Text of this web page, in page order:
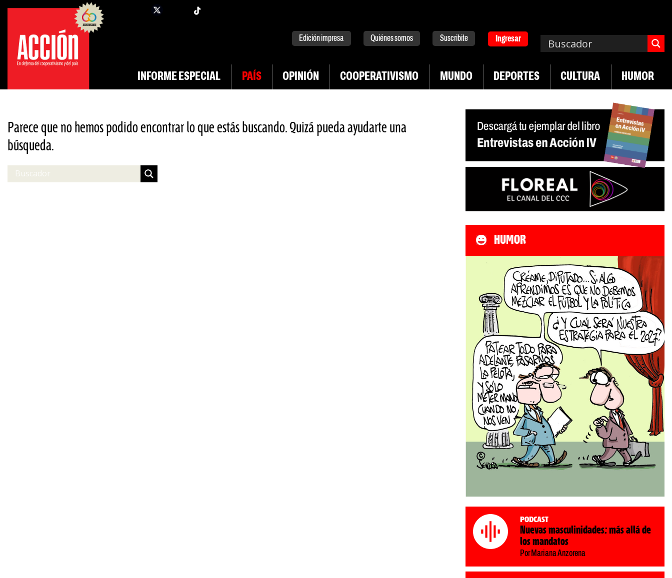
Saltar
contenido
facebook
Edición impresa Quiénes somos Suscribite Ingresar
INFORME ESPECIAL PAÍS OPINIÓN COOPERATIVISMO MUNDO DEPORTES CULTURA HUMOR
Parece que no hemos podido encontrar lo que estás buscando. Quizá pueda ayudarte una
búsqueda.
HUMOR
Podcast
Nuevas masculinidades: más allá de
los mandatos
Por Mariana Anzorena